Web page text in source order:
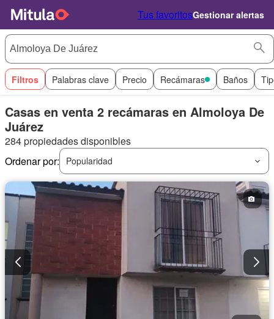
Tus favoritosGestionar alertas
Filtros Palabras clave Precio Recámaras Baños
Casas en venta 2 recámaras en Almoloya De
Juárez
284 propiedades disponibles
Ordenar por:
Popularidad